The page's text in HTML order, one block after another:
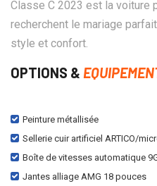
Classe C 2023 est la voiture
recherchent le mariage
style et confort.
OPTIONS &
Peinture métallisée
Sellerie cuir artificiel ARTICO/
Boîte de vitesses automatique
Jantes alliage AMG 18 pouces